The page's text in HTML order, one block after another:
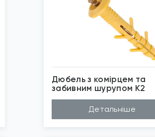
Дюбель з комірцем та
забивним шурупом К2
Поліпропілен
Довжина (A...
100мм, 40мм, 50м...
Діаметр (D...
6мм
Бренд
TEEM, К2
Детальніше